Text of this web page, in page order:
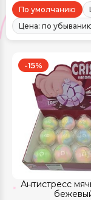
По умолчанию
Цена: по
Антистресс
-15%